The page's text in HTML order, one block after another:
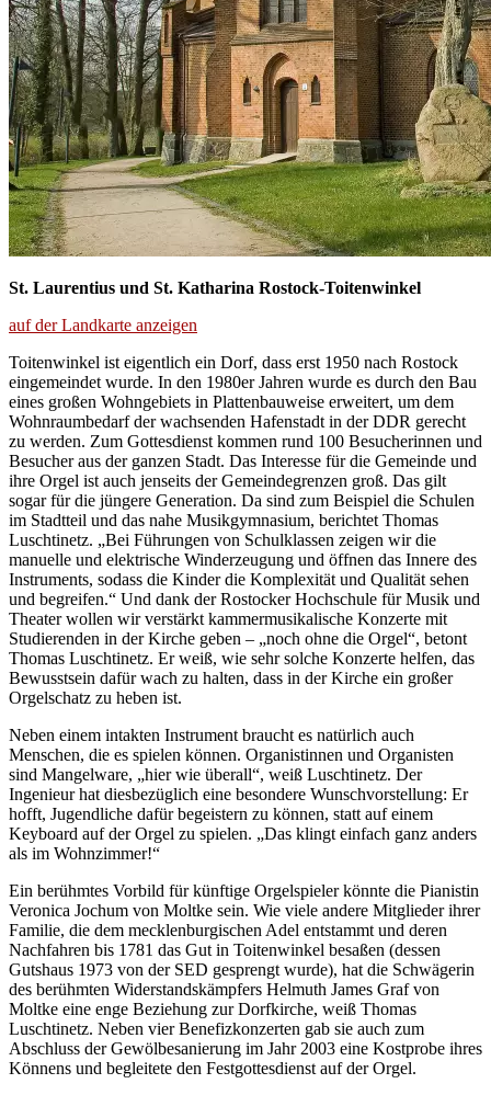
St. Laurentius und St. Katharina Rostock-Toitenwinkel
auf der Landkarte anzeigen
Toitenwinkel ist eigentlich ein Dorf, dass erst 1950 nach Rostock
eingemeindet wurde. In den 1980er Jahren wurde es durch den Bau
eines großen Wohngebiets in Plattenbauweise erweitert, um dem
Wohnraumbedarf der wachsenden Hafenstadt in der DDR gerecht
zu werden. Zum Gottesdienst kommen rund 100 Besucherinnen und
Besucher aus der ganzen Stadt. Das Interesse für die Gemeinde und
ihre Orgel ist auch jenseits der Gemeindegrenzen groß. Das gilt
sogar für die jüngere Generation. Da sind zum Beispiel die Schulen
im Stadtteil und das nahe Musikgymnasium, berichtet Thomas
Luschtinetz. „Bei Führungen von Schulklassen zeigen wir die
manuelle und elektrische Winderzeugung und öffnen das Innere des
Instruments, sodass die Kinder die Komplexität und Qualität sehen
und begreifen.“ Und dank der Rostocker Hochschule für Musik und
Theater wollen wir verstärkt kammermusikalische Konzerte mit
Studierenden in der Kirche geben – „noch ohne die Orgel“, betont
Thomas Luschtinetz. Er weiß, wie sehr solche Konzerte helfen, das
Bewusstsein dafür wach zu halten, dass in der Kirche ein großer
Orgelschatz zu heben ist.
Neben einem intakten Instrument braucht es natürlich auch
Menschen, die es spielen können. Organistinnen und Organisten
sind Mangelware, „hier wie überall“, weiß Luschtinetz. Der
Ingenieur hat diesbezüglich eine besondere Wunschvorstellung: Er
hofft, Jugendliche dafür begeistern zu können, statt auf einem
Keyboard auf der Orgel zu spielen. „Das klingt einfach ganz anders
als im Wohnzimmer!“
Ein berühmtes Vorbild für künftige Orgelspieler könnte die Pianistin
Veronica Jochum von Moltke sein. Wie viele andere Mitglieder ihrer
Familie, die dem mecklenburgischen Adel entstammt und deren
Nachfahren bis 1781 das Gut in Toitenwinkel besaßen (dessen
Gutshaus 1973 von der SED gesprengt wurde), hat die Schwägerin
des berühmten Widerstandskämpfers Helmuth James Graf von
Moltke eine enge Beziehung zur Dorfkirche, weiß Thomas
Luschtinetz. Neben vier Benefizkonzerten gab sie auch zum
Abschluss der Gewölbesanierung im Jahr 2003 eine Kostprobe ihres
Könnens und begleitete den Festgottesdienst auf der Orgel.